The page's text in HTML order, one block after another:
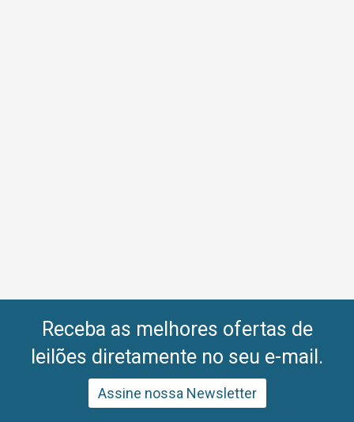
Receba as melhores ofertas de
leilões diretamente no seu e-mail.
Assine nossa Newsletter